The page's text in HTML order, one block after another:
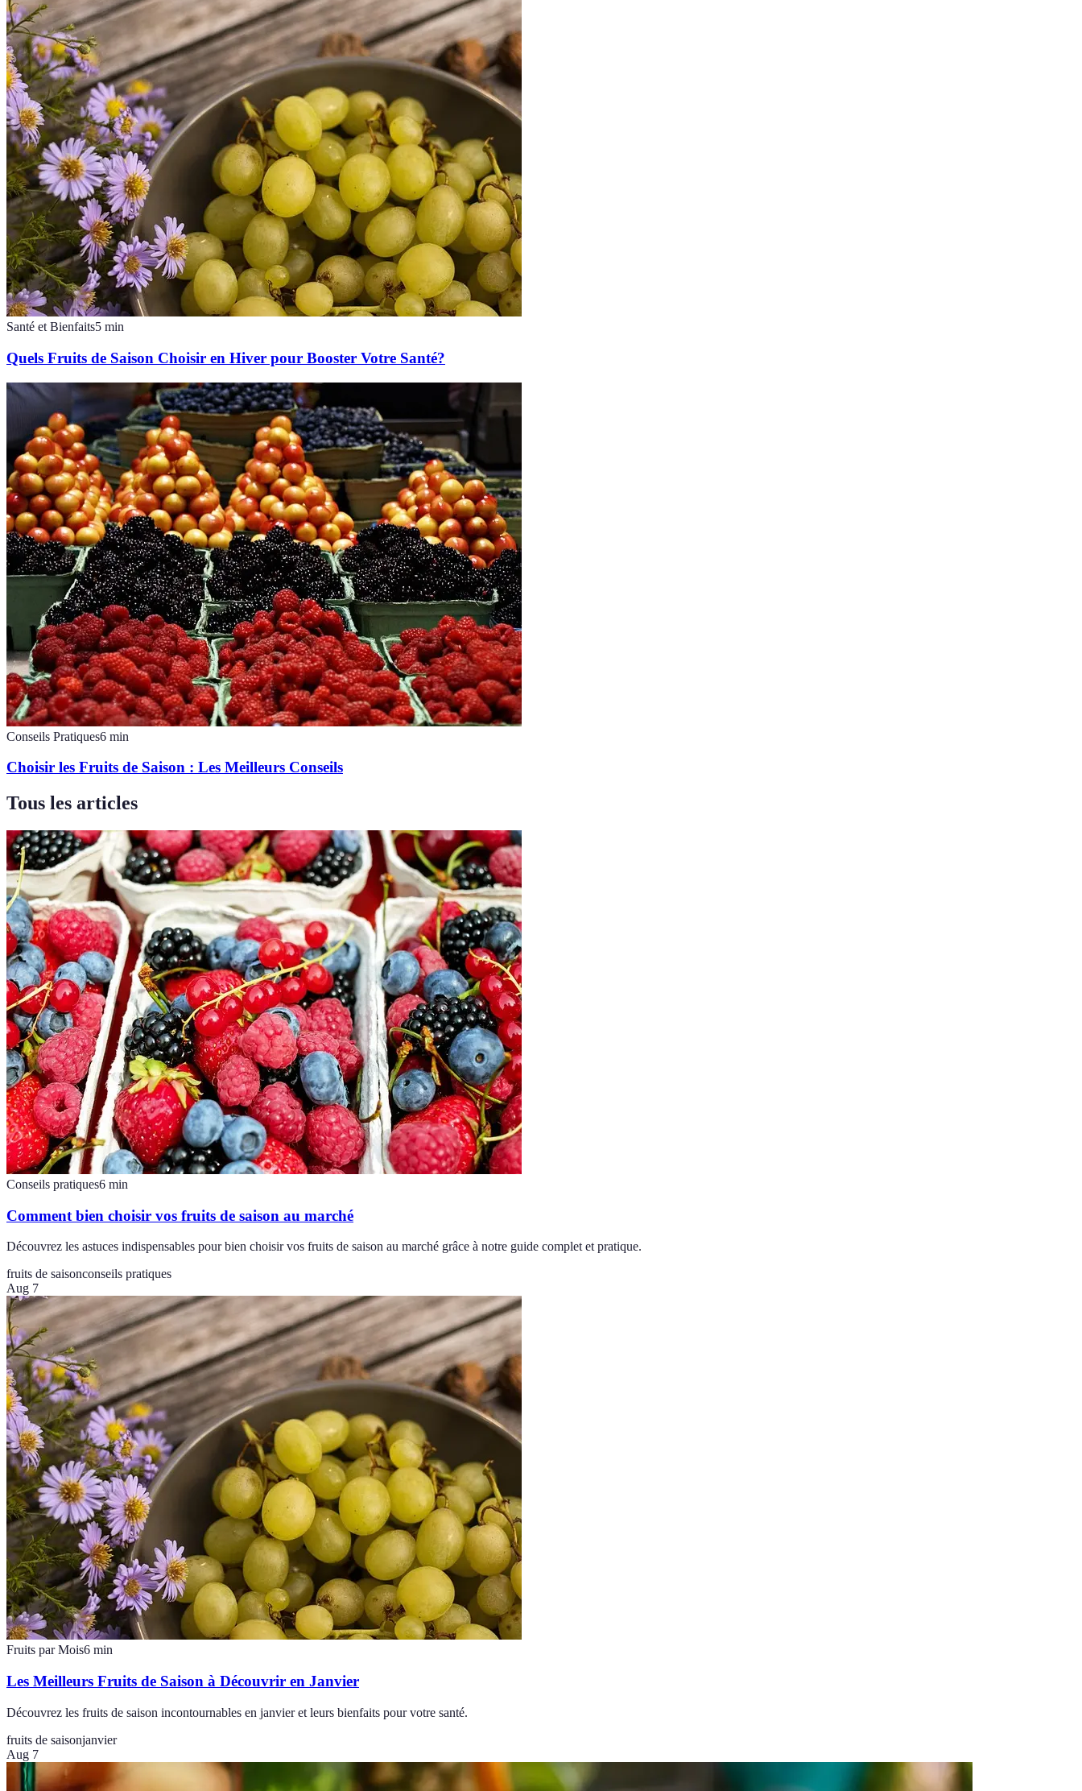
Santé et Bienfaits5 min
Quels Fruits de Saison Choisir en Hiver pour Booster Votre Santé?
Conseils Pratiques6 min
Choisir les Fruits de Saison : Les Meilleurs Conseils
Tous les articles
Conseils pratiques6 min
Comment bien choisir vos fruits de saison au marché
Découvrez les astuces indispensables pour bien choisir vos fruits de saison au marché grâce à notre guide complet et pratique.
fruits de saisonconseils pratiques
Aug 7
Fruits par Mois6 min
Les Meilleurs Fruits de Saison à Découvrir en Janvier
Découvrez les fruits de saison incontournables en janvier et leurs bienfaits pour votre santé.
fruits de saisonjanvier
Aug 7